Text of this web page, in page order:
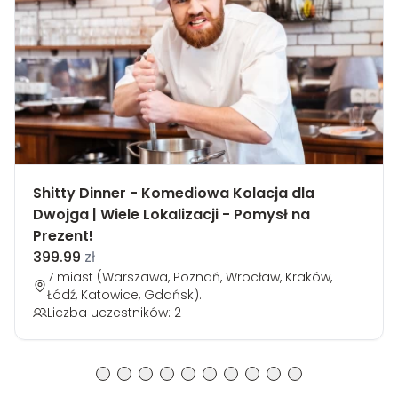
Shitty Dinner - Komediowa Kolacja dla
Dwojga | Wiele Lokalizacji - Pomysł na
Prezent!
399.99 zł
7 miast (Warszawa, Poznań, Wrocław, Kraków,
Łódź, Katowice, Gdańsk).
Liczba uczestników: 2